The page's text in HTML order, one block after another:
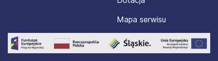
Mapa serwisu